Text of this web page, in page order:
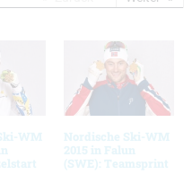
WM
Nordische Ski-WM
2015 in Falun
(SWE): Teamsprint